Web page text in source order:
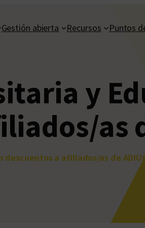
Gestión abierta Recursos Puntos
y
as
a afiliados/as de ADIUC